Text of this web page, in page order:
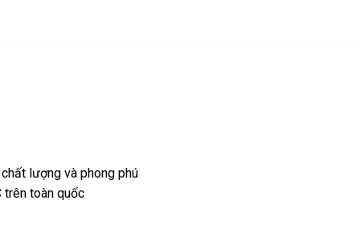
lượng và phong phú
trên toàn quốc